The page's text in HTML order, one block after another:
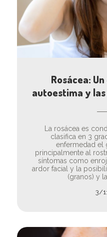
Rosácea:
autoestima y
La rosácea es
clasifica en 3
enfermedad el
principalmente al
síntomas como
ardor facial y la
(granos) y
3/